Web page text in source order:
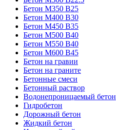
Бетон М350 В25
Бетон М400 В30
Бетон М450 В35
Бетон М500 В40
Бетон М550 В40
Бетон М600 В45
Бетон на гравии
Бетон на граните
Бетонные смеси
Бетонный раствор
Водонепроницаемый бетон
Гидробетон
Дорожный бетон
Жидкий бетон